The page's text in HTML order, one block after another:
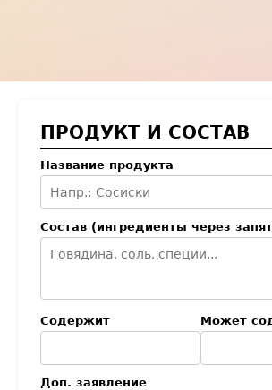
ПРОДУКТ И СОСТАВ
Название продукта
Состав (ингредиенты через
Содержит Может
Доп. заявление